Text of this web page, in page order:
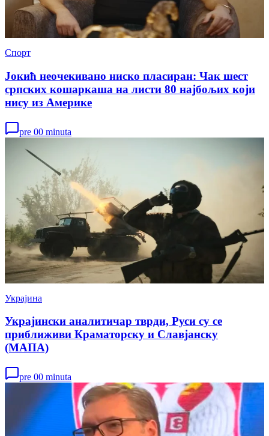
Спорт
Јокић неочекивано ниско пласиран: Чак шест
српских кошаркаша на листи 80 најбољих који
нису из Америке
pre 00 minuta
Украјина
Украјински аналитичар тврди, Руси су се
приближиви Краматорску и Славјанску
(МАПА)
pre 00 minuta